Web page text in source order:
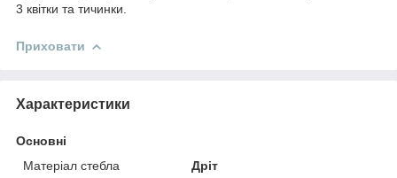
3 квітки та тичинки.
Приховати
Характеристики
Основні
Матеріал стебла
Дріт